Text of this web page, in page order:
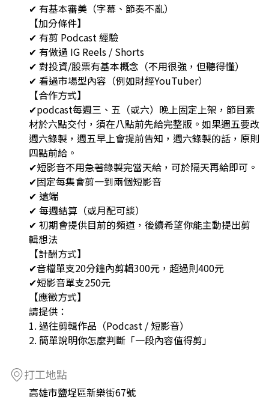
✔ 有基本審美（字幕、節奏不亂）
【加分條件】
✔ 有剪 Podcast 經驗
✔ 有做過 IG Reels / Shorts
✔ 對投資/股票有基本概念（不用很強，但聽得懂）
✔ 看過市場型內容（例如財經YouTuber）
【合作方式】
✔podcast每週三、五（或六）晚上固定上架，節目素
材於六點交付，須在八點前先給完整版。如果週五要改
週六錄製，週五早上會提前告知，週六錄製的話，原則
四點前給。
✔短影音不用急著錄製完當天給，可於隔天再給即可。
✔固定每集會剪一到兩個短影音
✔ 遠端
✔ 每週結算（或月配可談）
✔ 初期會提供目前的頻道，後續希望你能主動提出剪
輯想法
【計酬方式】
✔音檔單支20分鐘內剪輯300元，超過則400元
✔短影音單支250元
【應徵方式】
請提供：
1. 過往剪輯作品（Podcast / 短影音）
2. 簡單說明你怎麼判斷「一段內容值得剪」
打工地點
高雄市鹽埕區新樂街67號